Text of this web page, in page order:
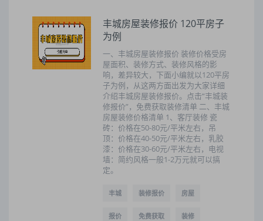
丰城房屋装修报价 120平房子
为例
一、丰城房屋装修报价 装修价格受房
屋面积、装修方式、装修风格的影
响，差异较大，下面小编就以120平房
子为例，从这两方面出发为大家详细
介绍丰城房屋装修报价。点击“丰城装
修报价”，免费获取装修清单 二、丰城
房屋装修价格清单 1、客厅装修 瓷
砖：价格在50-80元/平米左右，吊
顶：价格在40-50元/平米左右，乳胶
漆：价格在30-60元/平米左右，电视
墙：简约风格一般1-2万元就可以搞
定。
丰城 装修报价 房屋
报价 免费获取 装修